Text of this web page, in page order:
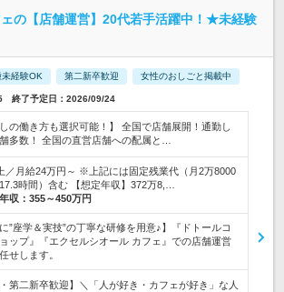
の【店舗運営】20代若手活躍中！★未経験
経験OK 第二新卒歓迎 女性のおしごと掲載中
終了予定日：2026/09/24
しの働き方も選択可能！】 全国で店舗展開！通勤し
多数！ 全国の直営店舗への配属と…
／月給24万円～ ※上記には固定残業代（月2万8000
時間）含む 【想定年収】372万8,…
収： 355～450万円
に”座学＆実技”の丁寧な研修を用意♪】『ドトールコ
ップ』『エクセルシオール カフェ』での店舗運営
せします。
・第二新卒歓迎】＼「人が好き・カフェが好き」な人